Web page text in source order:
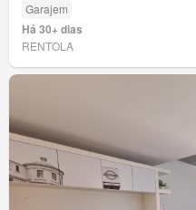
Garajem
Há 30+ dias
RENTOLA